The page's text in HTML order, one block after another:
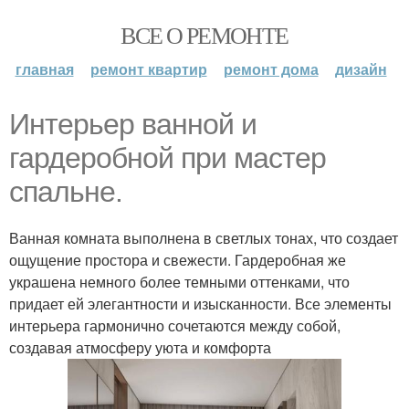
ВСЕ О РЕМОНТЕ
главная ремонт квартир ремонт дома дизайн
Интерьер ванной и
гардеробной при мастер
спальне.
Ванная комната выполнена в светлых тонах, что создает
ощущение простора и свежести. Гардеробная же
украшена немного более темными оттенками, что
придает ей элегантности и изысканности. Все элементы
интерьера гармонично сочетаются между собой,
создавая атмосферу уюта и комфорта